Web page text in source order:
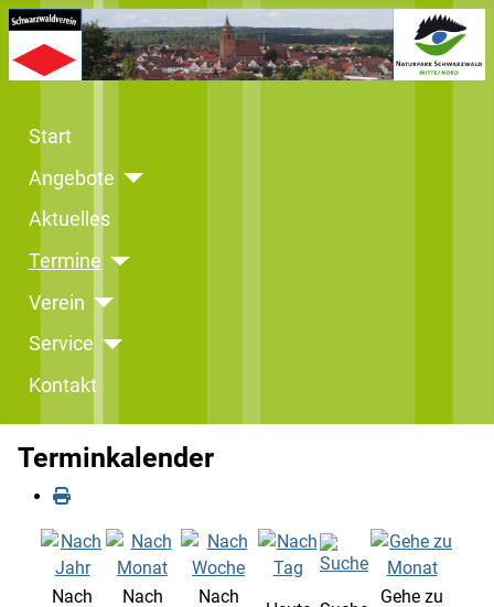
Start
Angebote
Aktuelles
Termine
Verein
Service
Kontakt
Terminkalender
Nach
Nach
Nach
Gehe zu